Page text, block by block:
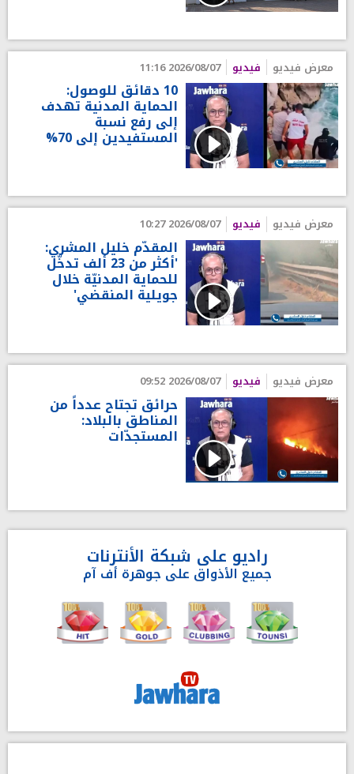
معرض فيديو فيديو 2026/08/07 11:16
10 دقائق للوصول:
الحماية المدنية تهدف
إلى رفع نسبة
المستفيدين إلى 70%
معرض فيديو فيديو 2026/08/07 10:27
المقدّم خليل المشري:
'أكثر من 23 ألف تدخّل
للحماية المدنيّة خلال
جويلية المنقضي'
معرض فيديو فيديو 2026/08/07 09:52
حرائق تجتاح عدداً من
المناطق بالبلاد:
المستجدّات
راديو على شبكة الأنترنات
جميع الأذواق على جوهرة أف آم